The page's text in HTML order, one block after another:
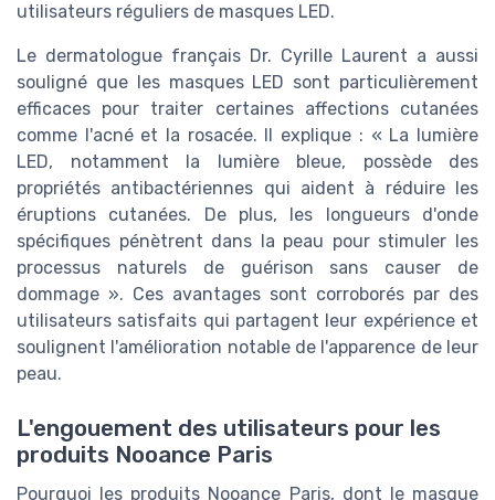
utilisateurs réguliers de masques LED.
Le dermatologue français Dr. Cyrille Laurent a aussi
souligné que les masques LED sont particulièrement
efficaces pour traiter certaines affections cutanées
comme l'acné et la rosacée. Il explique : « La lumière
LED, notamment la lumière bleue, possède des
propriétés antibactériennes qui aident à réduire les
éruptions cutanées. De plus, les longueurs d'onde
spécifiques pénètrent dans la peau pour stimuler les
processus naturels de guérison sans causer de
dommage ». Ces avantages sont corroborés par des
utilisateurs satisfaits qui partagent leur expérience et
soulignent l'amélioration notable de l'apparence de leur
peau.
L'engouement des utilisateurs pour les
produits Nooance Paris
Pourquoi les produits Nooance Paris, dont le masque